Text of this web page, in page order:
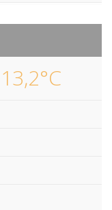
13,2°C